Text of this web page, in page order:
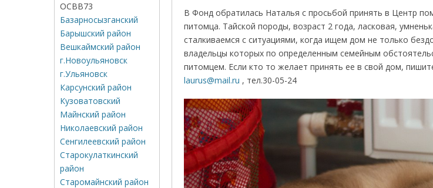
В Фонд обратилась Наталья с просьбой принять в Центр
питомца. Тайской породы, возраст 2 года, ласковая,
сталкиваемся с ситуациями, когда ищем дом не только
владельцы которых по определенным семейным
питомцем. Если кто то желает принять ее в свой дом,
laurus@mail.ru , тел.30-05-24
ОСВВ73
Базарносызганский
Барышский район
Вешкаймский район
г.Новоульяновск
г.Ульяновск
Карсунский район
Кузоватовский
Майнский район
Николаевский район
Сенгилеевский район
Старокулаткинский
район
Старомайнский район